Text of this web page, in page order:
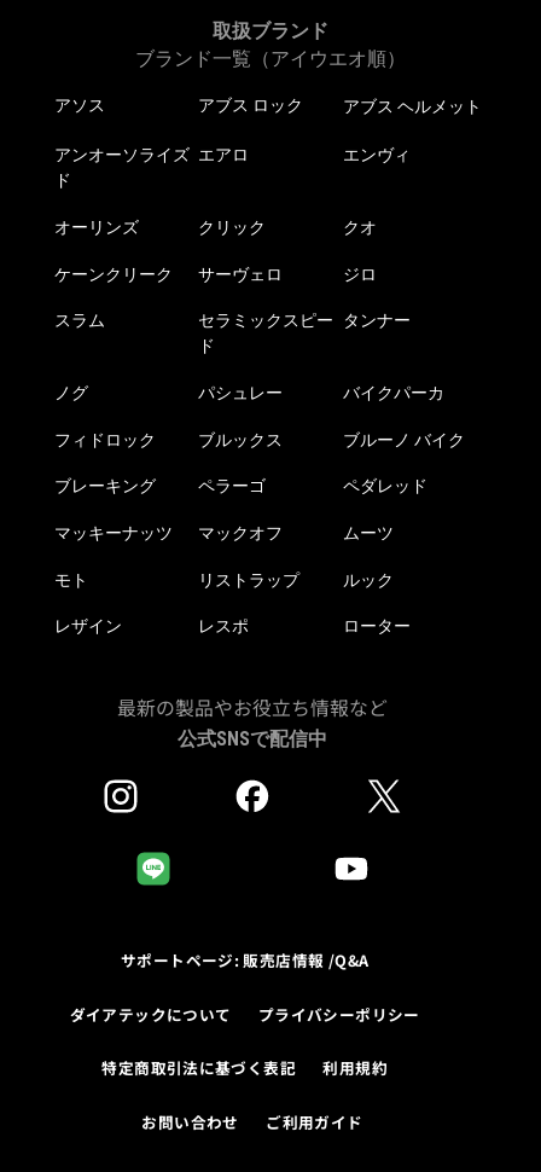
取扱ブランド
ブランド一覧（アイウエオ順）
アソス アブス ロック アブス ヘルメット
アンオーソライズ
ド
エアロ エンヴィ
オーリンズ クリック クオ
ケーンクリーク サーヴェロ ジロ
スラム
セラミックスピー
ド
タンナー
ノグ パシュレー バイクパーカ
フィドロック ブルックス ブルーノ バイク
ブレーキング ペラーゴ ペダレッド
マッキーナッツ マックオフ ムーツ
モト リストラップ ルック
レザイン レスポ ローター
最新の製品やお役立ち情報など
公式SNSで配信中
サポートページ: 販売店情報 /Q&A
ダイアテックについて プライバシーポリシー
特定商取引法に基づく表記 利用規約
お問い合わせ ご利用ガイド